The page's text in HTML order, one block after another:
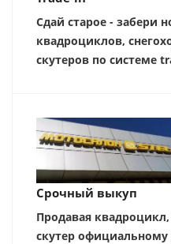
Сдай старое - забери
квадроциклов,
скутеров по системе
Срочный выкуп
Продавая
скутер официальному